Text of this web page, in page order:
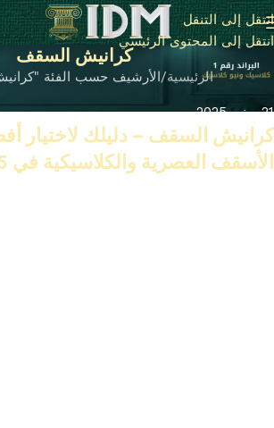
انتقل إلى التنقل
انتقل إلى المحتوى الرئيسي
كرانيش السقف
الرئيسية الأرشيف حسب الفئة
21 يونيو 2025
كرانيش السقف – دليلك لاختيار
الأسقف العصرية والكلاسيكية في 2025